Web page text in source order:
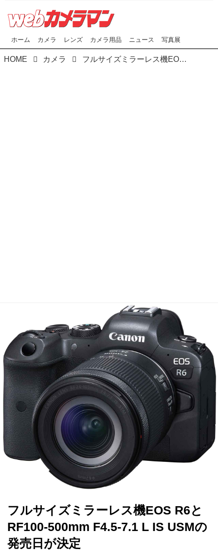
ホーム カメラ レンズ カメラ用品 ニュース 写真展
HOME カメラ フルサイズミラーレス機EOS R6とRF100-500mm F4.5-7.1 L IS USMの発売日が決定
フルサイズミラーレス機EOS R6と
RF100-500mm F4.5-7.1 L IS USMの
発売日が決定